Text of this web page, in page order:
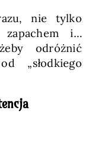
nie tylko
i…
odróżnić
„słodkiego